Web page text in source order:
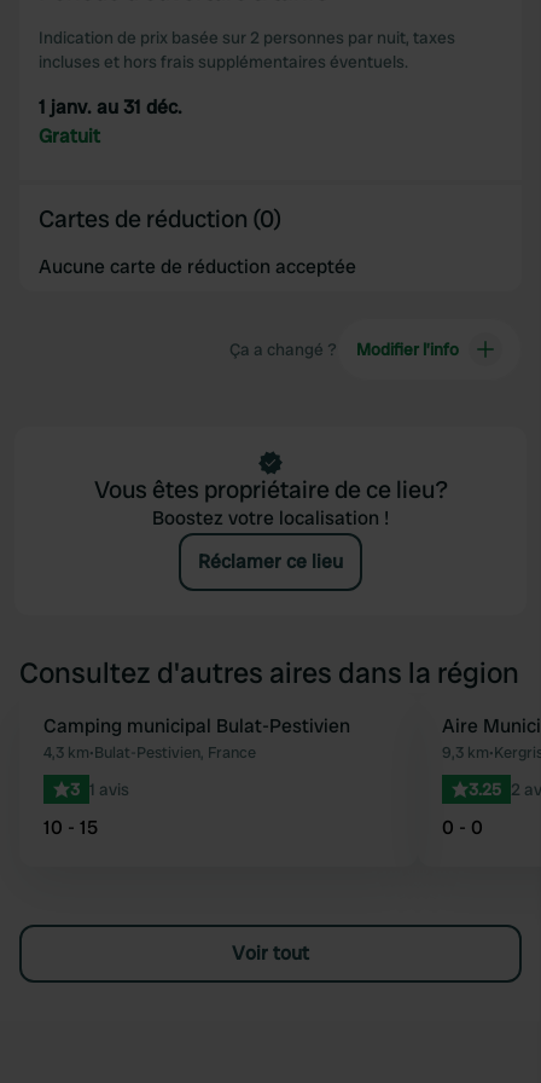
our social media, advertising and analytics partners who
may combine it with other information that you’ve
of their services.
Indication de prix basée sur 2 personnes par nuit, taxes
incluses et hors frais supplémentaires éventuels.
1 janv. au 31 déc.
Gratuit
Cartes de réduction (0)
Aucune carte de réduction acceptée
Ça a changé ? Modifier l’info
Vous êtes propriétaire de ce lieu?
Boostez votre localisation !
Réclamer ce lieu
Consultez d'autres aires dans la région
Préféré
Camping municipal Bulat-Pestivien
4,3 km•Bulat-Pestivien, France
3 1 avis
10 - 15
Aire
9,3 km•
3.25 2
0 - 0
Voir tout